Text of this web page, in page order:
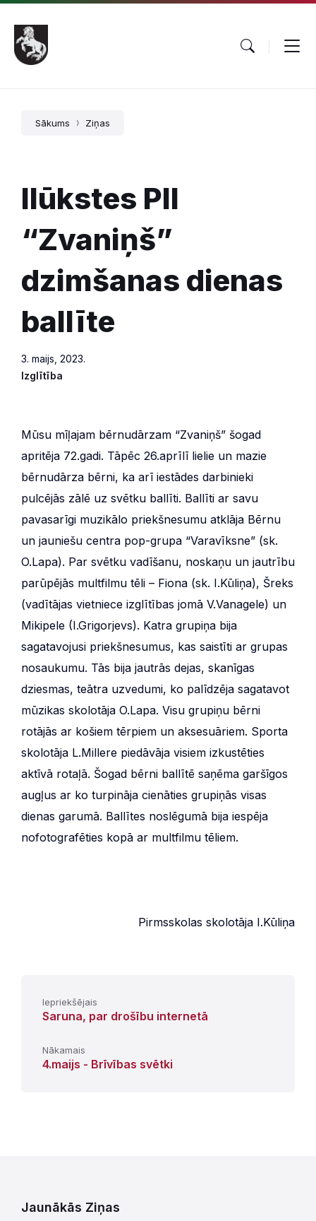
Pāriet
saturu
Skip
main
navigation
Skip
footer
Sākums Ziņas
Ilūkstes PII
“Zvaniņš”
dzimšanas dienas
ballīte
3. maijs, 2023.
Izglītība
Mūsu mīļajam bērnudārzam “Zvaniņš” šogad
apritēja 72.gadi. Tāpēc 26.aprīlī lielie un mazie
bērnudārza bērni, ka arī iestādes darbinieki
pulcējās zālē uz svētku ballīti. Ballīti ar savu
pavasarīgi muzikālo priekšnesumu atklāja Bērnu
un jauniešu centra pop-grupa “Varavīksne” (sk.
O.Lapa). Par svētku vadīšanu, noskaņu un jautrību
parūpējās multfilmu tēli – Fiona (sk. I.Kūliņa), Šreks
(vadītājas vietniece izglītības jomā V.Vanagele) un
Mikipele (I.Grigorjevs). Katra grupiņa bija
sagatavojusi priekšnesumus, kas saistīti ar grupas
nosaukumu. Tās bija jautrās dejas, skanīgas
dziesmas, teātra uzvedumi, ko palīdzēja sagatavot
mūzikas skolotāja O.Lapa. Visu grupiņu bērni
rotājās ar košiem tērpiem un aksesuāriem. Sporta
skolotāja L.Millere piedāvāja visiem izkustēties
aktīvā rotaļā. Šogad bērni ballītē saņēma garšīgos
augļus ar ko turpināja cienāties grupiņās visas
dienas garumā. Ballītes noslēgumā bija iespēja
nofotografēties kopā ar multfilmu tēliem.
Pirmsskolas skolotāja I.Kūliņa
Iepriekšējais
Saruna, par drošību internetā
Nākamais
4.maijs - Brīvības svētki
Jaunākās Ziņas